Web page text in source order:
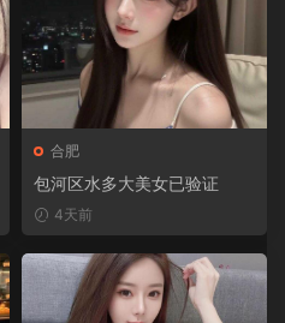
合肥
包河区水多大美女已验证
4天前